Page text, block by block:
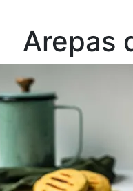
Arepas